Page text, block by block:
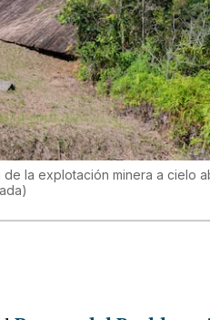
la explotación minera a cielo
)